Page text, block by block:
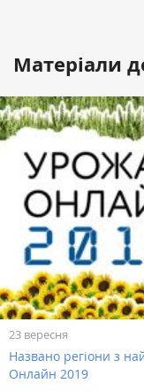
Матеріали
23 вересня
Названо регіони з
Онлайн 2019